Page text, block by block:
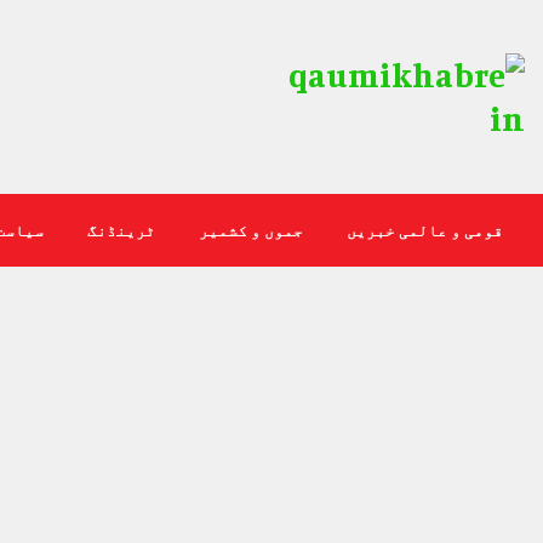
ٹرینڈنگ جموں و کشمیر قومی و عالمی خبریں